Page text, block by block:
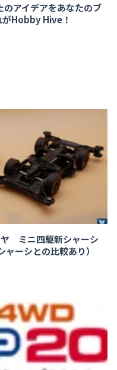
アイデアをあなたのブ
がHobby Hive！
ヤ ミニ四駆新シャーシ
ャーシとの比較あり）